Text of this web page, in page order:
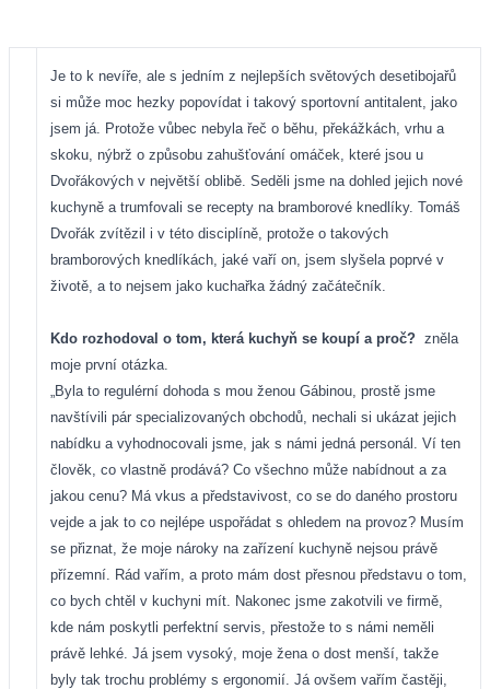
Je to k nevíře, ale s jedním z nejlepších světových desetibojařů
si může moc hezky popovídat i takový sportovní antitalent, jako
jsem já. Protože vůbec nebyla řeč o běhu, překážkách, vrhu a
skoku, nýbrž o způsobu zahušťování omáček, které jsou u
Dvořákových v největší oblibě. Seděli jsme na dohled jejich nové
kuchyně a trumfovali se recepty na bramborové knedlíky. Tomáš
Dvořák zvítězil i v této disciplíně, protože o takových
bramborových knedlíkách, jaké vaří on, jsem slyšela poprvé v
životě, a to nejsem jako kuchařka žádný začátečník.
Kdo rozhodoval o tom, která kuchyň se koupí a proč? zněla
moje první otázka.
„Byla to regulérní dohoda s mou ženou Gábinou, prostě jsme
navštívili pár specializovaných obchodů, nechali si ukázat jejich
nabídku a vyhodnocovali jsme, jak s námi jedná personál. Ví ten
člověk, co vlastně prodává? Co všechno může nabídnout a za
jakou cenu? Má vkus a představivost, co se do daného prostoru
vejde a jak to co nejlépe uspořádat s ohledem na provoz? Musím
se přiznat, že moje nároky na zařízení kuchyně nejsou právě
přízemní. Rád vařím, a proto mám dost přesnou představu o tom,
co bych chtěl v kuchyni mít. Nakonec jsme zakotvili ve firmě,
kde nám poskytli perfektní servis, přestože to s námi neměli
právě lehké. Já jsem vysoký, moje žena o dost menší, takže
byly tak trochu problémy s ergonomií. Já ovšem vařím častěji,